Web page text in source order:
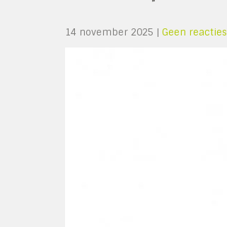
14 november 2025 | Geen reacties